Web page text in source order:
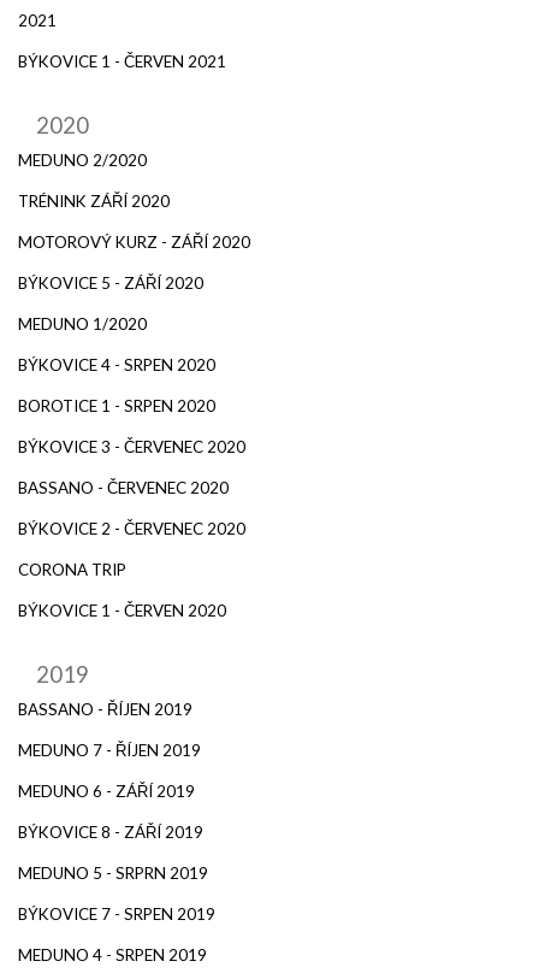
2021
BÝKOVICE 1 - ČERVEN 2021
2020
MEDUNO 2/2020
TRÉNINK ZÁŘÍ 2020
MOTOROVÝ KURZ - ZÁŘÍ 2020
BÝKOVICE 5 - ZÁŘÍ 2020
MEDUNO 1/2020
BÝKOVICE 4 - SRPEN 2020
BOROTICE 1 - SRPEN 2020
BÝKOVICE 3 - ČERVENEC 2020
BASSANO - ČERVENEC 2020
BÝKOVICE 2 - ČERVENEC 2020
CORONA TRIP
BÝKOVICE 1 - ČERVEN 2020
2019
BASSANO - ŘÍJEN 2019
MEDUNO 7 - ŘÍJEN 2019
MEDUNO 6 - ZÁŘÍ 2019
BÝKOVICE 8 - ZÁŘÍ 2019
MEDUNO 5 - SRPRN 2019
BÝKOVICE 7 - SRPEN 2019
MEDUNO 4 - SRPEN 2019